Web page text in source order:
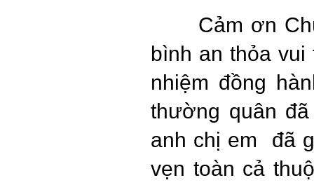
Cảm ơn
bình an thỏa
nhiệm đồng
thường quân
anh chị em đã
vẹn toàn cả